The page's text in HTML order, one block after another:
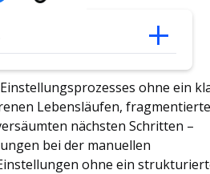
Vorlage für den
ATS-Systeme zur
von
ohne ein
Lebensläufen,
nächsten Schritten –
bei der manuellen
ohne ein